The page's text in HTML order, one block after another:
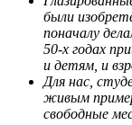
были
поначалу
50-х годах
и детям, и
Для нас,
живым
свободные